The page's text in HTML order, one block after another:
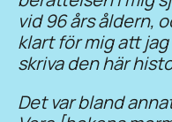
vid 96 års åldern,
klart för mig att
skriva den här
Det var bland